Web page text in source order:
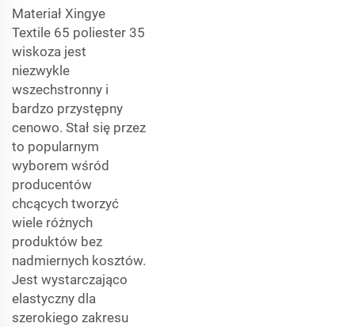
Materiał Xingye
Textile 65 poliester 35
wiskoza jest
niezwykle
wszechstronny i
bardzo przystępny
cenowo. Stał się przez
to popularnym
wyborem wśród
producentów
chcących tworzyć
wiele różnych
produktów bez
nadmiernych kosztów.
Jest wystarczająco
elastyczny dla
szerokiego zakresu